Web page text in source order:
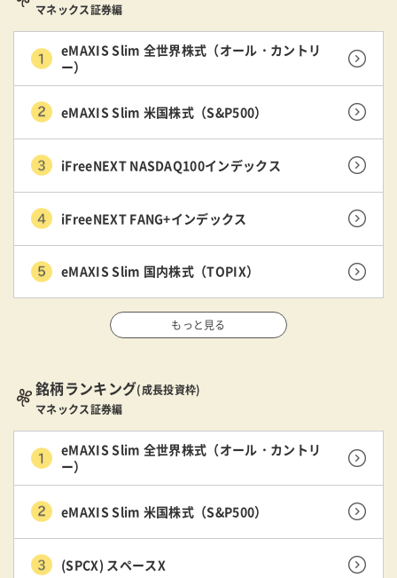
マネックス証券編
eMAXIS Slim 全世界株式（オール・カントリ
ー）
eMAXIS Slim 米国株式（S&P500）
iFreeNEXT NASDAQ100インデックス
iFreeNEXT FANG+インデックス
eMAXIS Slim 国内株式（TOPIX）
もっと見る
銘柄ランキング(成長投資枠)
マネックス証券編
eMAXIS Slim 全世界株式（オール・カントリ
ー）
eMAXIS Slim 米国株式（S&P500）
(SPCX) スペースX